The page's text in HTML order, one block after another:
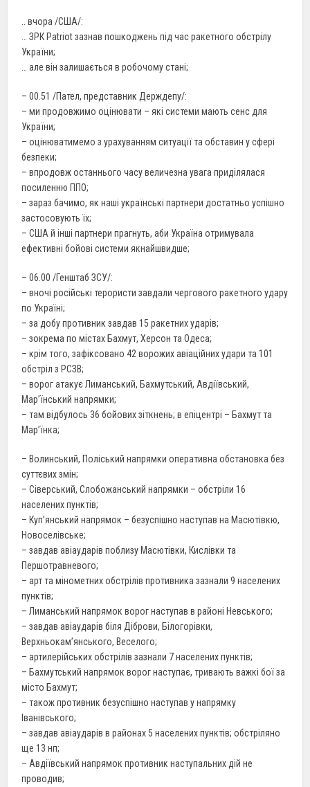
.. вчора /США/:
… ЗРК Patriot зазнав пошкоджень під час ракетного обстрілу
України;
… але він залишається в робочому стані;
– 00.51 /Пател, представник Держдепу/:
– ми продовжимо оцінювати – які системи мають сенс для
України;
– оцінюватимемо з урахуванням ситуації та обставин у сфері
безпеки;
– впродовж останнього часу величезна увага приділялася
посиленню ППО;
– зараз бачимо, як наші українські партнери достатньо успішно
застосовують їх;
– США й інші партнери прагнуть, аби Україна отримувала
ефективні бойові системи якнайшвидше;
– 06.00 /Генштаб ЗСУ/:
– вночі російські терористи завдали чергового ракетного удару
по Україні;
– за добу противник завдав 15 ракетних ударів;
– зокрема по містах Бахмут, Херсон та Одеса;
– крім того, зафіксовано 42 ворожих авіаційних удари та 101
обстріл з РСЗВ;
– ворог атакує Лиманський, Бахмутський, Авдіївський,
Мар’їнський напрямки;
– там відбулось 36 бойових зіткнень; в епіцентрі – Бахмут та
Мар’їнка;
– Волинський, Поліський напрямки оперативна обстановка без
суттєвих змін;
– Сіверський, Слобожанський напрямки – обстріли 16
населених пунктів;
– Куп’янський напрямок – безуспішно наступав на Масютівкю,
Новоселівське;
– завдав авіаударів поблизу Масютівки, Кислівки та
Першотравневого;
– арт та мінометних обстрілів противника зазнали 9 населених
пунктів;
– Лиманський напрямок ворог наступав в районі Невського;
– завдав авіаударів біля Діброви, Білогорівки,
Верхньокам’янського, Веселого;
– артилерійських обстрілів зазнали 7 населених пунктів;
– Бахмутський напрямок ворог наступає, тривають важкі бої за
місто Бахмут;
– також противник безуспішно наступав у напрямку
Іванівського;
– завдав авіаударів в районах 5 населених пунктів; обстріляно
ще 13 нп;
– Авдіївський напрямок противник наступальних дій не
проводив;